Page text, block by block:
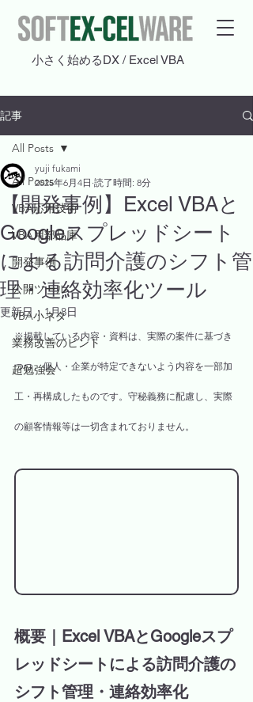
​小さく始めるDX / Excel VBA
記事
All Posts
VBA応用技術
VBA用部品庫
開発事例
公開ツール
VBA小ネタ
業務改善のヒント
超勉強会
All Posts
【開発事例】Excel VBAと
Googleスプレッドシート
による訪問介護のシフト管
理・連絡効率化ツール
yuji fukami
2025年6月4日 読了時間: 8分
更新日：1月8日
※掲載している内容・資料は、実際の案件に基づき
つつ、個人・企業が特定できないよう内容を一部加
工・再構成したものです。守秘義務に配慮し、実際
の顧客情報等は一切含まれておりません。
概要｜Excel VBAとGoogleスプ
レッドシートによる訪問介護の
シフト管理・連絡効率化